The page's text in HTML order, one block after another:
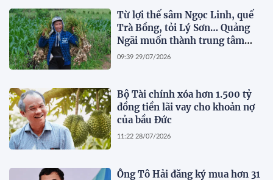
Từ lợi thế sâm Ngọc Linh, quế
Trà Bồng, tỏi Lý Sơn… Quảng
Ngãi muốn thành trung tâm
dược liệu
09:39 29/07/2026
Bộ Tài chính xóa hơn 1.500 tỷ
đồng tiền lãi vay cho khoản nợ
của bầu Đức
11:22 28/07/2026
Ông Tô Hải đăng ký mua hơn 31